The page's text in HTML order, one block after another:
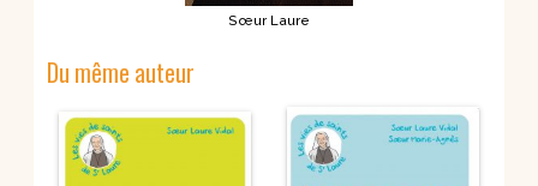
Sœur Laure
Du même auteur